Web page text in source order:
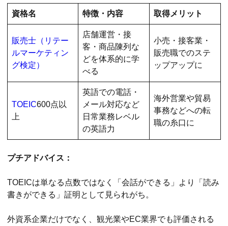
資格名 特徴・内容 取得メリット
販売士（リテー
ルマーケティン
グ検定）
店舗運営・接
客・商品陳列な
どを体系的に学
べる
小売・接客業・
販売職でのステ
ップアップに
TOEIC600点以
上
英語での電話・
メール対応など
日常業務レベル
の英語力
海外営業や貿易
事務などへの転
職の糸口に
プチアドバイス：
TOEICは単なる点数ではなく「会話ができる」より「読み
書きができる」証明として見られがち。
外資系企業だけでなく、観光業やEC業界でも評価される